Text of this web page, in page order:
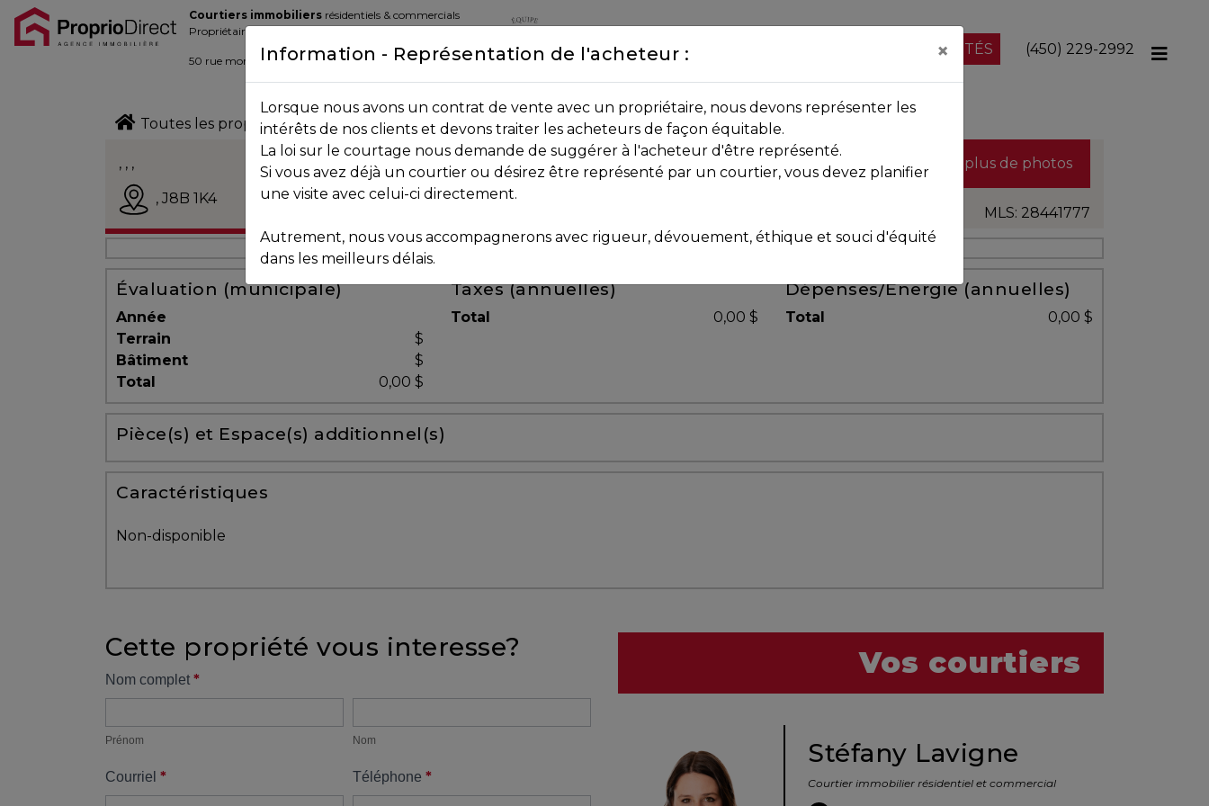
Blogue
COURTIERS
VENDRE
Courtiers immobiliers résidentiels & commercials
Propriétaires de la place d’affaire
50 rue morin,Sainte-Adèle, Québec J8B 2P7 DEPUIS 2013
NOS PROPRIÉTÉS (450) 229-2992
Toutes les propriétés
Vendu
, , ,
, J8B 1K4
Voir plus de photos
MLS: 28441777
Évaluation (municipale)
Année
Terrain
$
Bâtiment
$
Total
0,00 $
Taxes (annuelles)
Total 0,00 $
Dépenses/Énergie (annuelles)
Total 0,00 $
Pièce(s) et Espace(s) additionnel(s)
Caractéristiques
Non-disponible
Cette propriété vous interesse?
Formulaire
Nom complet *
Prénom Nom
Courriel * Téléphone*
Vos courtiers
Stéfany Lavigne
Courtier immobilier résidentiel et commercial
Information - Représentation de l'acheteur : ×
Lorsque nous avons un contrat de vente avec un propriétaire, nous devons représenter les
intérêts de nos clients et devons traiter les acheteurs de façon équitable.
La loi sur le courtage nous demande de suggérer à l'acheteur d'être représenté.
Si vous avez déjà un courtier ou désirez être représenté par un courtier, vous devez planifier
une visite avec celui-ci directement.
Autrement, nous vous accompagnerons avec rigueur, dévouement, éthique et souci d'équité
dans les meilleurs délais.